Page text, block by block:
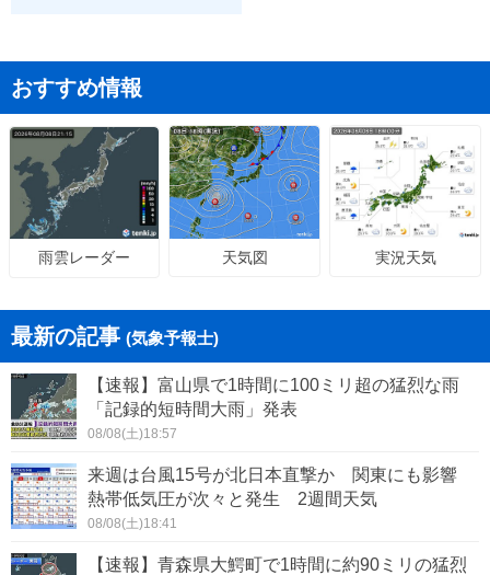
おすすめ情報
雨雲レーダー 天気図 実況天気
最新の記事 (気象予報士)
【速報】富山県で1時間に100ミリ超の猛烈な雨
「記録的短時間大雨」発表
08/08(土)18:57
来週は台風15号が北日本直撃か 関東にも影響
熱帯低気圧が次々と発生 2週間天気
08/08(土)18:41
【速報】青森県大鰐町で1時間に約90ミリの猛烈